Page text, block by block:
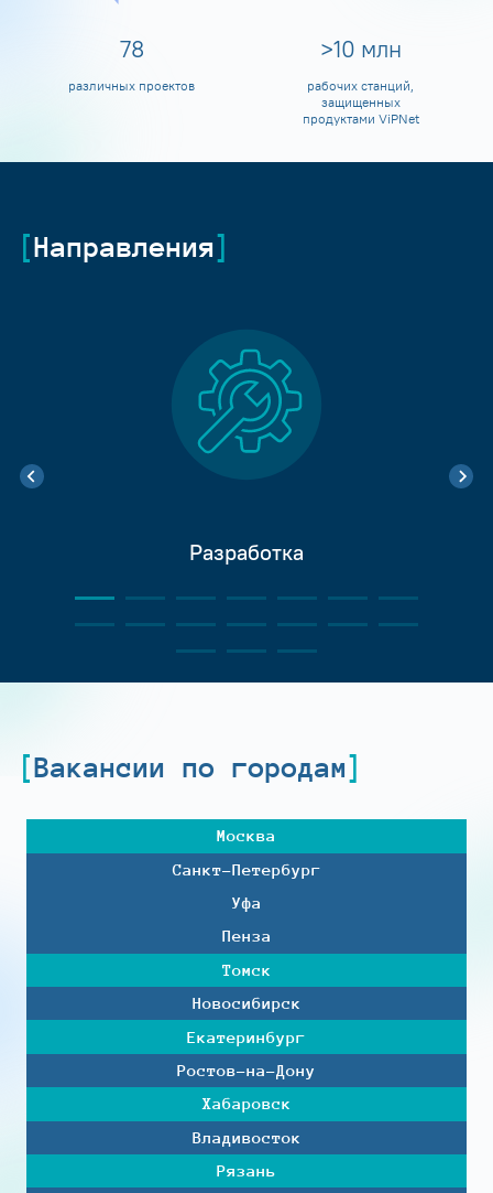
80
различных проектов
>10 млн
рабочих станций,
защищенных
продуктами ViPNet
Направления
Разработка
Вакансии по городам
Москва
Санкт-Петербург
Уфа
Пенза
Томск
Новосибирск
Екатеринбург
Ростов-на-Дону
Хабаровск
Владивосток
Рязань